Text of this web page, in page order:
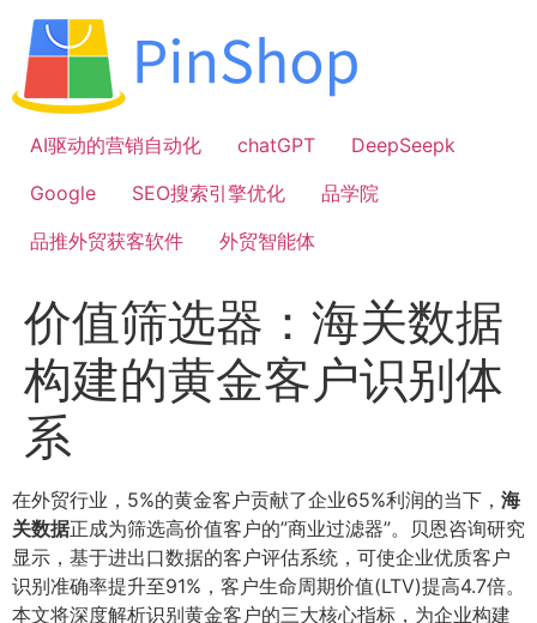
容
AI驱动的营销自动化
chatGPT
DeepSeepk
Google
SEO搜索引擎优化
品学院
品推外贸获客软件
外贸智能体
价值筛选器：海关数据
构建的黄金客户识别体
系
在外贸行业，5%的黄金客户贡献了企业65%利润的当下， 海
关数据正成为筛选高价值客户的”商业过滤器”。贝恩咨询研究
显示，基于进出口数据的客户评估系统，可使企业优质客户
识别准确率提升至91%，客户生命周期价值(LTV)提高4.7倍。
本文将深度解析识别黄金客户的三大核心指标，为企业构建